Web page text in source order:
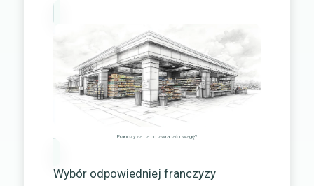
Franczyza na co zwracać uwagę?
Wybór odpowiedniej franczyzy